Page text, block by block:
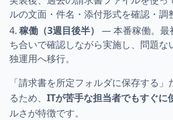
ルの文面・件名・添付形式を確認・調
稼働（3週目後半） — 本番稼働。最
ち合いで確認しながら実施し、問題な
独運用へ移行。
「請求書を所定フォルダに保存する
るため、 ITが苦手な担当者でもすぐに
ルさが特徴です。